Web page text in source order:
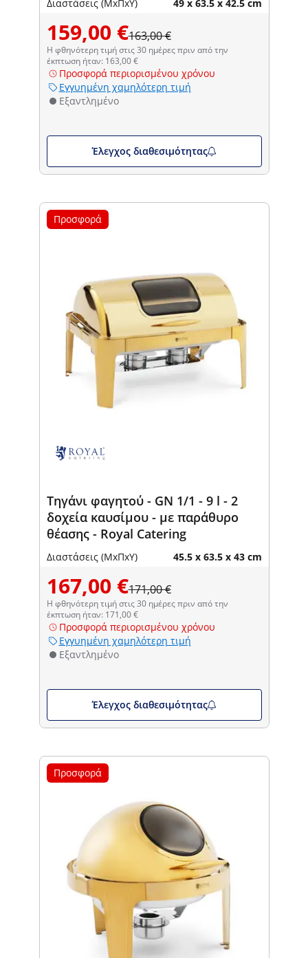
Διαστάσεις (ΜxΠxΥ) 49 x 63.5 x 42.5 cm
159,00 €163,00 €
Η φθηνότερη τιμή στις 30 ημέρες πριν από την
έκπτωση ήταν: 163,00 €
Προσφορά περιορισμένου χρόνου
Εγγυημένη χαμηλότερη τιμή
Εξαντλημένο
Έλεγχος διαθεσιμότητας
Προσφορά
Τηγάνι φαγητού - GN 1/1 - 9 l - 2
δοχεία καυσίμου - με παράθυρο
θέασης - Royal Catering
Διαστάσεις (ΜxΠxΥ) 45.5 x 63.5 x 43 cm
167,00 €171,00 €
Η φθηνότερη τιμή στις 30 ημέρες πριν από την
έκπτωση ήταν: 171,00 €
Προσφορά περιορισμένου χρόνου
Εγγυημένη χαμηλότερη τιμή
Εξαντλημένο
Έλεγχος διαθεσιμότητας
Προσφορά